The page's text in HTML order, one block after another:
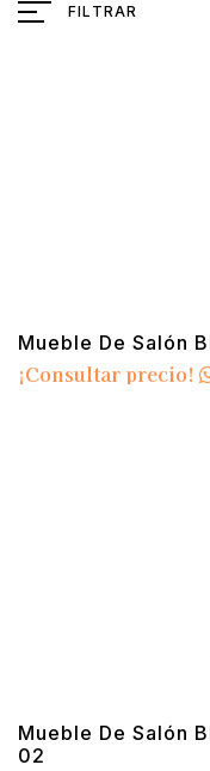
FILTRAR
Mueble De Salón
¡Consultar precio!
Mueble De Salón
02